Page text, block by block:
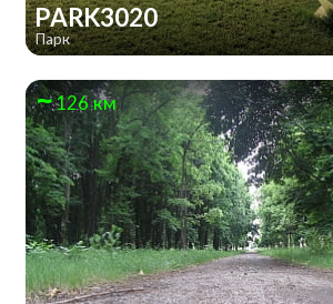
PARK3020
Парк
126 км